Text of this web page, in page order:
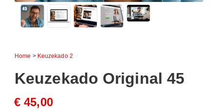
Home > Keuzekado 2
Keuzekado Original 45
€ 45,00